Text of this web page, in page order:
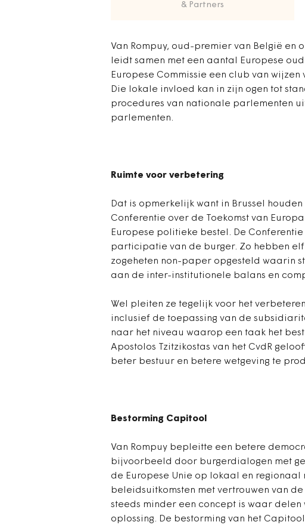
& Partners
Van Rompuy, oud-premier van België en
leidt samen met een aantal Europese
Europese Commissie een club van wijzen
Die lokale invloed kan in zijn ogen tot
procedures van nationale parlementen
parlementen.
Ruimte voor verbetering
Dat is opmerkelijk want in Brussel
Conferentie over de Toekomst van
Europese politieke bestel. De
participatie van de burger. Zo hebben
zogeheten non-paper opgesteld waarin
aan de inter-institutionele balans en
Wel pleiten ze tegelijk voor het
inclusief de toepassing van de
naar het niveau waarop een taak het
Apostolos Tzitzikostas van het CvdR
beter bestuur en betere wetgeving te
Bestorming Capitool
Van Rompuy bepleitte een betere
bijvoorbeeld door burgerdialogen met
de Europese Unie op lokaal en
beleidsuitkomsten met vertrouwen van
steeds minder een concept is waar
oplossing. De bestorming van het